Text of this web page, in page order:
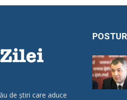
de știri care aduce